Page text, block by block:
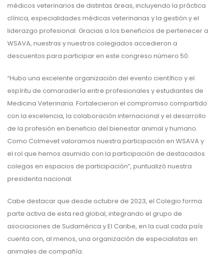
médicos veterinarios de distintas áreas, incluyendo la práctica
clínica, especialidades médicas veterinarias y la gestión y el
liderazgo profesional. Gracias a los beneficios de pertenecer a
WSAVA, nuestras y nuestros colegiados accedieron a
descuentos para participar en este congreso número 50.
“Hubo una excelente organización del evento científico y el
espíritu de camaradería entre profesionales y estudiantes de
Medicina Veterinaria. Fortalecieron el compromiso compartido
con la excelencia, la colaboración internacional y el desarrollo
de la profesión en beneficio del bienestar animal y humano.
Como Colmevet valoramos nuestra participación en WSAVA y
el rol que hemos asumido con la participación de destacados
colegas en espacios de participación”, puntualizó nuestra
presidenta nacional.
Cabe destacar que desde octubre de 2023, el Colegio forma
parte activa de esta red global, integrando el grupo de
asociaciones de Sudamérica y El Caribe, en la cual cada país
cuenta con, al menos, una organización de especialistas en
animales de compañía.